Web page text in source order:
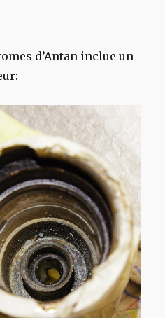
d’Antan inclue un